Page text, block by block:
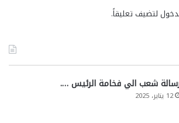
لتضيف تعليقاً.
شعب الي فخامة الرئيس ….
12 يناير، 2025